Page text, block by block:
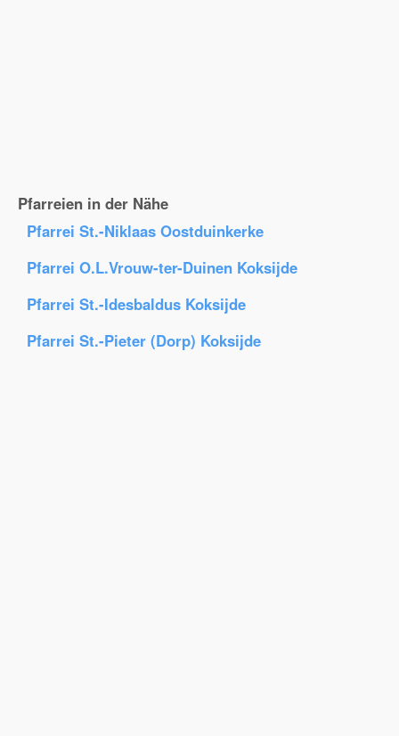
Pfarreien in der Nähe
Pfarrei St.-Niklaas Oostduinkerke
Pfarrei O.L.Vrouw-ter-Duinen Koksijde
Pfarrei St.-Idesbaldus Koksijde
Pfarrei St.-Pieter (Dorp) Koksijde